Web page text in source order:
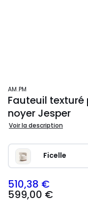
AM.PM
Fauteuil
noyer Jesper
Voir la description
Ficelle
510,38 €
599,00 €